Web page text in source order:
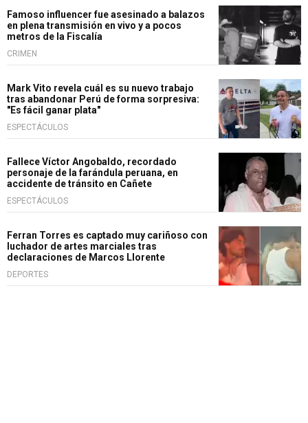
Famoso influencer fue asesinado a balazos
en plena transmisión en vivo y a pocos
metros de la Fiscalía
CRIMEN
Mark Vito revela cuál es su nuevo trabajo
tras abandonar Perú de forma sorpresiva:
"Es fácil ganar plata"
ESPECTÁCULOS
Fallece Víctor Angobaldo, recordado
personaje de la farándula peruana, en
accidente de tránsito en Cañete
ESPECTÁCULOS
Ferran Torres es captado muy cariñoso con
luchador de artes marciales tras
declaraciones de Marcos Llorente
DEPORTES